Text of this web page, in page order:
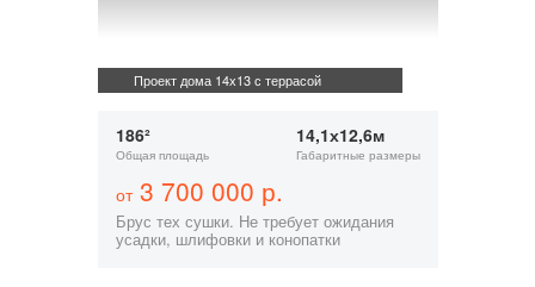
Проект дома 14х13 с террасой
186²
Общая площадь
14,1х12,6м
Габаритные размеры
от3 700 000 р.
Брус тех сушки. Не требует ожидания
усадки, шлифовки и конопатки